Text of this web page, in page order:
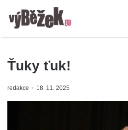
Ťuky ťuk!
redakce 18. 11. 2025